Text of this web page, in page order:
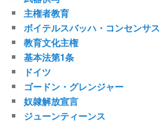
主権者教育
ボイテルスバッハ・コンセンサス
教育文化主権
基本法第1条
ドイツ
ゴードン・グレンジャー
奴隷解放宣言
ジューンティーンス